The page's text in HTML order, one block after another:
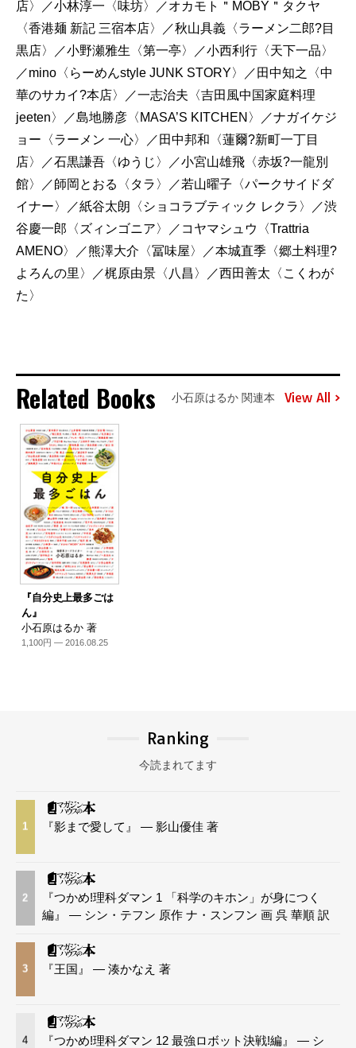
店〉／小林淳一〈味坊〉／オカモト＂MOBY＂タクヤ
〈香港麺 新記 三宿本店〉／秋山具義〈ラーメン二郎?目
黒店〉／小野瀬雅生〈第一亭〉／小西利行〈天下一品〉
／mino〈らーめんstyle JUNK STORY〉／田中知之〈中
華のサカイ?本店〉／一志治夫〈吉田風中国家庭料理
jeeten〉／島地勝彦〈MASA’S KITCHEN〉／ナガイケジ
ョー〈ラーメン 一心〉／田中邦和〈蓮爾?新町一丁目
店〉／石黒謙吾〈ゆうじ〉／小宮山雄飛〈赤坂?一龍別
館〉／師岡とおる〈タラ〉／若山曜子〈パークサイドダ
イナー〉／紙谷太朗〈ショコラブティック レクラ〉／渋
谷慶一郎〈ズィンゴニア〉／コヤマシュウ〈Trattria
AMENO〉／熊澤大介〈冨味屋〉／本城直季〈郷土料理?
よろんの里〉／梶原由景〈八昌〉／西田善太〈こくわが
た〉
Related Books 小石原はるか 関連本 View All
『自分史上最多ごは
ん』
小石原はるか 著
1,100円 — 2016.08.25
Ranking
今読まれてます
1 『影まで愛して』 — 影山優佳 著
2
『つかめ!理科ダマン 1 「科学のキホン」が身につく
編』 — シン・テフン 原作 ナ・スンフン 画 呉 華順 訳
3 『王国』 — 湊かなえ 著
4
『つかめ!理科ダマン 12 最強ロボット決戦!編』 — シ